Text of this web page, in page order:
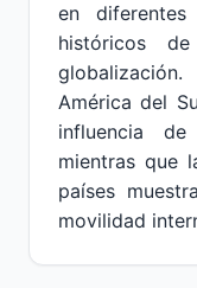
en diferentes
históricos
América del
influencia de
mientras que
países
movilidad